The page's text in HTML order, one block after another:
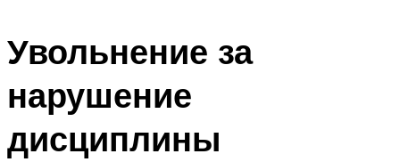
Увольнение за
нарушение
дисциплины